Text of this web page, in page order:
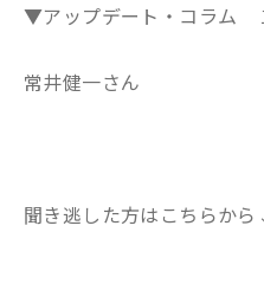
▼アップデート・コラム
常井健一さん
聞き逃した方はこちらから